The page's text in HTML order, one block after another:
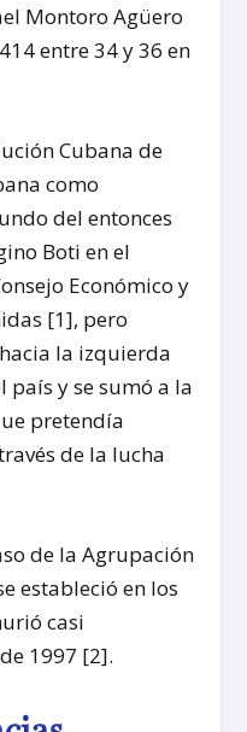
Montoro Agüero
entre 34 y 36 en
Cubana de
como
del entonces
Boti en el
Económico y
[1], pero
la izquierda
país y se sumó a la
pretendía
de la lucha
de la Agrupación
estableció en los
casi
1997 [2].